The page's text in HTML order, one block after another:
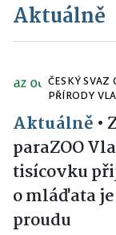
Aktuálně
ČESKÝ SVAZ
PŘÍRODY
Aktuálně •
paraZOO
tisícovku
o mláďata
proudu